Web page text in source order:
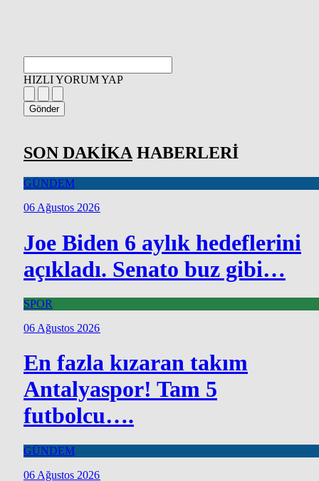
HIZLI YORUM YAP
Gönder
SON DAKİKA HABERLERİ
GÜNDEM
06 Ağustos 2026
Joe Biden 6 aylık hedeflerini
açıkladı. Senato buz gibi…
SPOR
06 Ağustos 2026
En fazla kızaran takım
Antalyaspor! Tam 5
futbolcu….
GÜNDEM
06 Ağustos 2026